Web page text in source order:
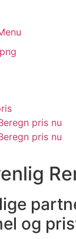
pris nu
pris nu
og